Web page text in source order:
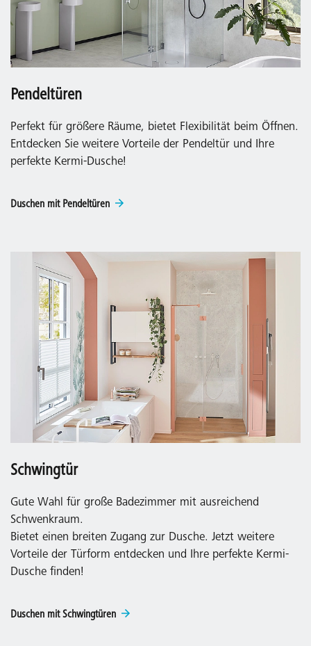
Pendeltüren
Perfekt für größere Räume, bietet Flexibilität beim Öffnen.
Entdecken Sie weitere Vorteile der Pendeltür und Ihre
perfekte Kermi-Dusche!
Duschen mit Pendeltüren
Schwingtür
Gute Wahl für große Badezimmer mit ausreichend
Schwenkraum.
Bietet einen breiten Zugang zur Dusche. Jetzt weitere
Vorteile der Türform entdecken und Ihre perfekte Kermi-
Dusche finden!
Duschen mit Schwingtüren